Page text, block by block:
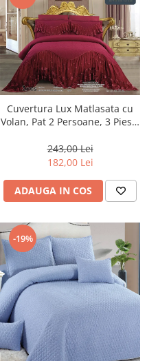
Cuvertura Lux Matlasata cu
Volan, Pat 2 Persoane, 3 Piese,
243,00 Lei
182,00 Lei
ADAUGA IN COS
-19%